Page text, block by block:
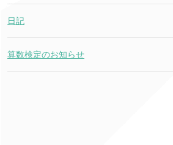
日記
算数検定のお知らせ